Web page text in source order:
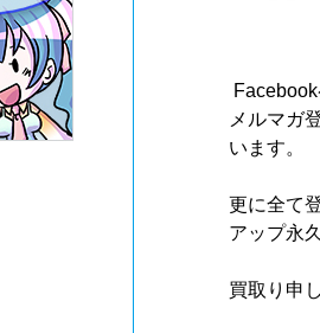
メルマガ
います。
更に全て
アップ永
買取り申